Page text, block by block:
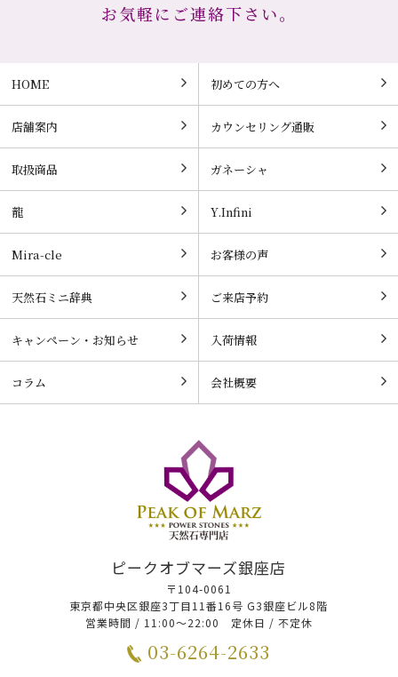
お気軽にご連絡下さい。
HOME 初めての方へ
店舗案内 カウンセリング通販
取扱商品 ガネーシャ
龍 Y.Infini
Mira-cle お客様の声
天然石ミニ辞典 ご来店予約
キャンペーン・お知らせ 入荷情報
コラム 会社概要
ピークオブマーズ銀座店
〒104-0061
東京都中央区銀座3丁目11番16号 G3銀座ビル8階
営業時間 / 11:00～22:00 定休日 / 不定休
03-6264-2633